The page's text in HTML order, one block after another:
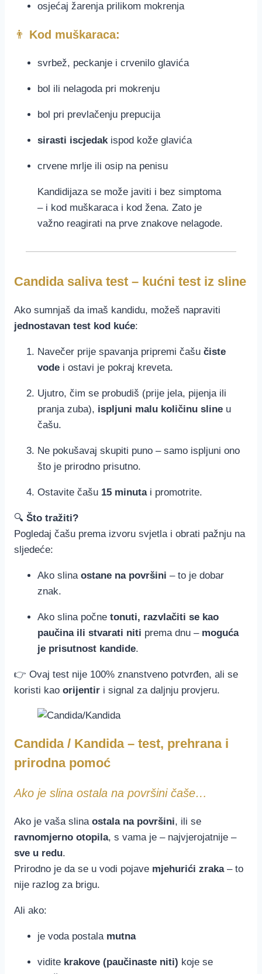
osjećaj žarenja prilikom mokrenja
👨 Kod muškaraca:
svrbež, peckanje i crvenilo glavića
bol ili nelagoda pri mokrenju
bol pri prevlačenju prepucija
sirasti iscjedakispod kože glavića
crvene mrlje ili osip na penisu
Kandidijaza se može javiti i bez simptoma
– i kod muškaraca i kod žena. Zato je
važno reagirati na prve znakove nelagode.
Candida saliva test – kućni test iz sline
Ako sumnjaš da imaš kandidu, možeš napraviti
jednostavan test kod kuće:
Navečer prije spavanja pripremi čašu čiste
vode i ostavi je pokraj kreveta.
Ujutro, čim se probudiš (prije jela, pijenja ili
pranja zuba), ispljuni malu količinu sline u
čašu.
Ne pokušavaj skupiti puno – samo ispljuni ono
što je prirodno prisutno.
Ostavite čašu 15 minutai promotrite.
🔍 Što tražiti?
Pogledaj čašu prema izvoru svjetla i obrati pažnju na
sljedeće:
Ako slina ostane na površini – to je dobar
znak.
Ako slina počne tonuti, razvlačiti se kao
paučina ili stvarati niti prema dnu – moguća
je prisutnost kandide.
👉 Ovaj test nije 100% znanstveno potvrđen, ali se
koristi kao orijentir i signal za daljnju provjeru.
Candida / Kandida – test, prehrana i
prirodna pomoć
Ako je slina ostala na površini čaše…
Ako je vaša slina ostala na površini, ili se
ravnomjerno otopila, s vama je – najvjerojatnije –
sve u redu.
Prirodno je da se u vodi pojave mjehurići zraka– to
nije razlog za brigu.
Ali ako:
je voda postala mutna
vidite krakove (paučinaste niti) koje se